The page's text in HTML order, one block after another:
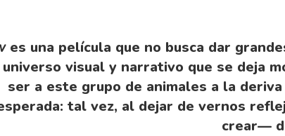
es una película que no busca dar
universo visual y narrativo que se deja
ser a este grupo de animales a la
tal vez, al dejar de vernos
crear—